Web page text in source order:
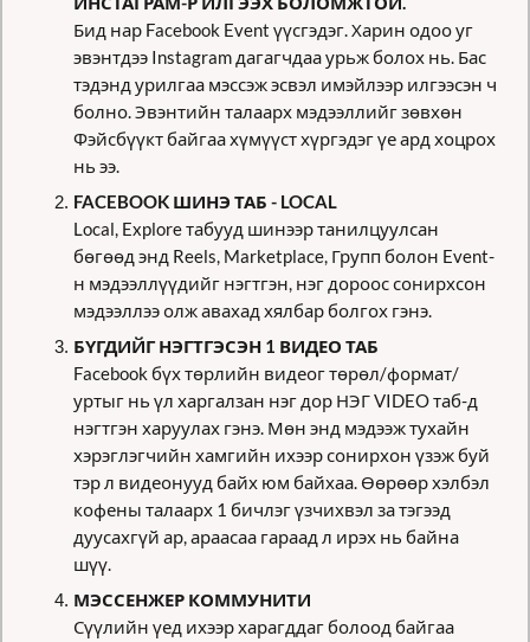
Бид нар Facebook Event үүсгэдэг. Харин одоо уг
эвэнтдээ Instagram дагагчдаа урьж болох нь. Бас
тэдэнд урилгаа мэссэж эсвэл имэйлээр илгээсэн ч
болно. Эвэнтийн талаарх мэдээллийг зөвхөн
Фэйсбүүкт байгаа хүмүүст хүргэдэг үе ард хоцрох
нь ээ.
FACEBOOK ШИНЭ ТАБ - LOCAL
Local, Explore табууд шинээр танилцуулсан
бөгөөд энд Reels, Marketplace, Групп болон Event-
н мэдээллүүдийг нэгтгэн, нэг дороос сонирхсон
мэдээллээ олж авахад хялбар болгох гэнэ.
БҮГДИЙГ НЭГТГЭСЭН 1 ВИДЕО ТАБ
Facebook бүх төрлийн видеог төрөл/формат/
уртыг нь үл харгалзан нэг дор НЭГ VIDEO таб-д
нэгтгэн харуулах гэнэ. Мөн энд мэдээж тухайн
хэрэглэгчийн хамгийн ихээр сонирхон үзэж буй
тэр л видеонууд байх юм байхаа. Өөрөөр хэлбэл
кофены талаарх 1 бичлэг үзчихвэл за тэгээд
дуусахгүй ар, араасаа гараад л ирэх нь байна
шүү.
МЭССЕНЖЕР КОММУНИТИ
Сүүлийн үед ихээр харагддаг болоод байгаа